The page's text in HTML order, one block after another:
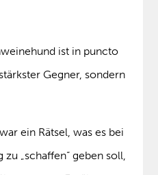
ist in puncto
Gegner, sondern
ein Rätsel, was es bei
„schaffen“ geben soll,